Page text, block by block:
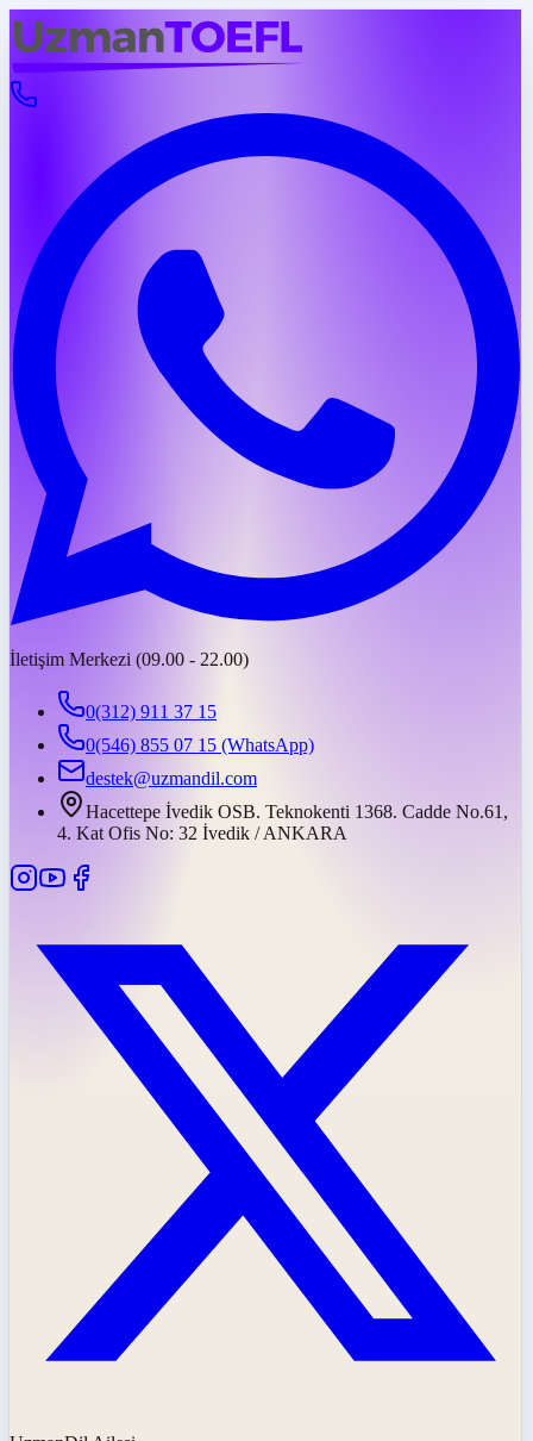
İletişim Merkezi (09.00 - 22.00)
0(312) 911 37 15
0(546) 855 07 15 (WhatsApp)
destek@uzmandil.com
Hacettepe İvedik OSB. Teknokenti 1368. Cadde No.61,
4. Kat Ofis No: 32 İvedik / ANKARA